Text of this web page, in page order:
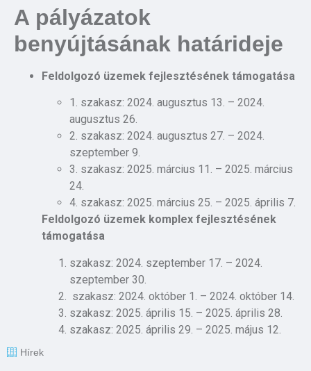
A pályázatok
benyújtásának határideje
Feldolgozó üzemek fejlesztésének támogatása
1. szakasz: 2024. augusztus 13. – 2024.
augusztus 26.
2. szakasz: 2024. augusztus 27. – 2024.
szeptember 9.
3. szakasz: 2025. március 11. – 2025. március
24.
4. szakasz: 2025. március 25. – 2025. április 7.
Feldolgozó üzemek komplex fejlesztésének
támogatása
szakasz: 2024. szeptember 17. – 2024.
szeptember 30.
szakasz: 2024. október 1. – 2024. október 14.
szakasz: 2025. április 15. – 2025. április 28.
szakasz: 2025. április 29. – 2025. május 12.
Hírek